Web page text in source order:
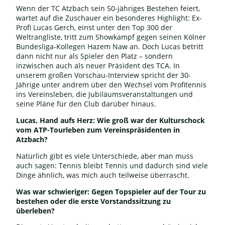
Wenn der TC Atzbach sein 50-jähriges Bestehen feiert,
wartet auf die Zuschauer ein besonderes Highlight: Ex-
Profi Lucas Gerch, einst unter den Top 300 der
Weltrangliste, tritt zum Showkampf gegen seinen Kölner
Bundesliga-Kollegen Hazem Naw an. Doch Lucas betritt
dann nicht nur als Spieler den Platz – sondern
inzwischen auch als neuer Präsident des TCA. In
unserem großen Vorschau-Interview spricht der 30-
Jährige unter andrem über den Wechsel vom Profitennis
ins Vereinsleben, die Jubiläumsveranstaltungen und
seine Pläne für den Club darüber hinaus.
Lucas, Hand aufs Herz: Wie groß war der Kulturschock
vom ATP-Tourleben zum Vereinspräsidenten in
Atzbach?
Natürlich gibt es viele Unterschiede, aber man muss
auch sagen: Tennis bleibt Tennis und dadurch sind viele
Dinge ähnlich, was mich auch teilweise überrascht.
Was war schwieriger: Gegen Topspieler auf der Tour zu
bestehen oder die erste Vorstandssitzung zu
überleben?